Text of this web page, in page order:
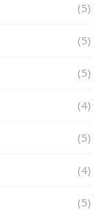
(5)
(5)
(5)
(4)
(5)
(4)
(5)